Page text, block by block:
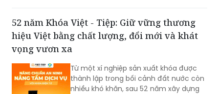
52 năm Khóa Việt - Tiệp: Giữ vững thương
hiệu Việt bằng chất lượng, đổi mới và khát
vọng vươn xa
Từ một xí nghiệp sản xuất khóa được
thành lập trong bối cảnh đất nước còn
nhiều khó khăn, sau 52 năm xây dựng